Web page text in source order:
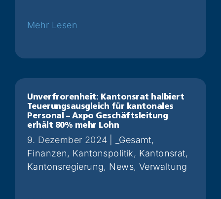
Unverfrorenheit: Kantonsrat halbiert
Teuerungsausgleich für kantonales
Personal – Axpo Geschäftsleitung
erhält 80% mehr Lohn
9. Dezember 2024 _Gesamt,
Finanzen, Kantonspolitik, Kantonsrat,
Kantonsregierung, News, Verwaltung